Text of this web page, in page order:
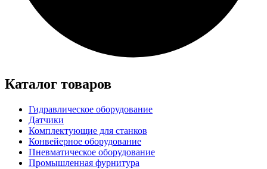
Каталог товаров
Гидравлическое оборудование
Датчики
Комплектующие для станков
Конвейерное оборудование
Пневматическое оборудование
Промышленная фурнитура